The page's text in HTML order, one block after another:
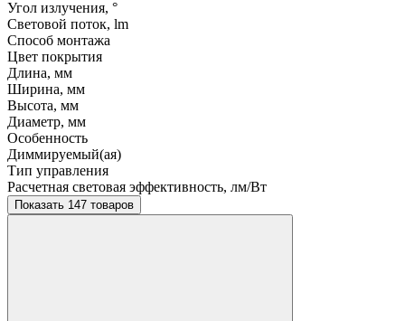
Угол излучения, °
Световой поток, lm
Способ монтажа
Цвет покрытия
Длина, мм
Ширина, мм
Высота, мм
Диаметр, мм
Особенность
Диммируемый(ая)
Тип управления
Расчетная световая эффективность, лм/Вт
Показать 147 товаров